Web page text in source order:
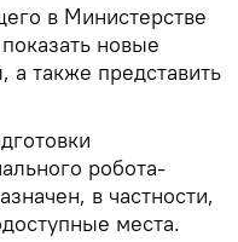
в Министерстве
новые
также представить
робота-
в частности,
места.